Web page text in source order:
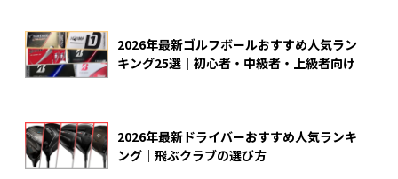
2026年最新ゴルフボールおすすめ人気ラン
キング25選｜初心者・中級者・上級者向け
2026年最新ドライバーおすすめ人気ランキ
ング｜飛ぶクラブの選び方